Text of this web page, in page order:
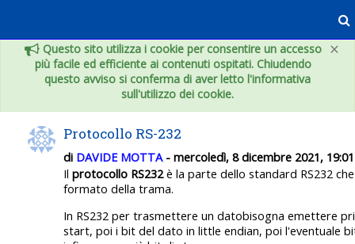
×
Questo sito utilizza i cookie per consentire un accesso
più facile ed efficiente ai contenuti ospitati. Chiudendo
questo avviso si conferma di aver letto l'informativa
sull'utilizzo dei cookie.
Protocollo RS-232
di DAVIDE MOTTA- mercoledì, 8 dicembre 2021, 19:01
Il protocollo RS232è la parte dello standard RS232
formato della trama.
In RS232 per trasmettere un datobisogna emettere
start, poi i bit del dato in little endian, poi l'eventuale